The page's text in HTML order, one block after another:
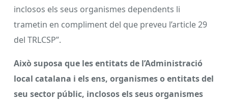
inclosos els seus organismes dependents li
trametin en compliment del que preveu l’article 29
del TRLCSP”.
Això suposa que les entitats de l’Administració
local catalana i els ens, organismes o entitats del
seu sector públic, inclosos els seus organismes